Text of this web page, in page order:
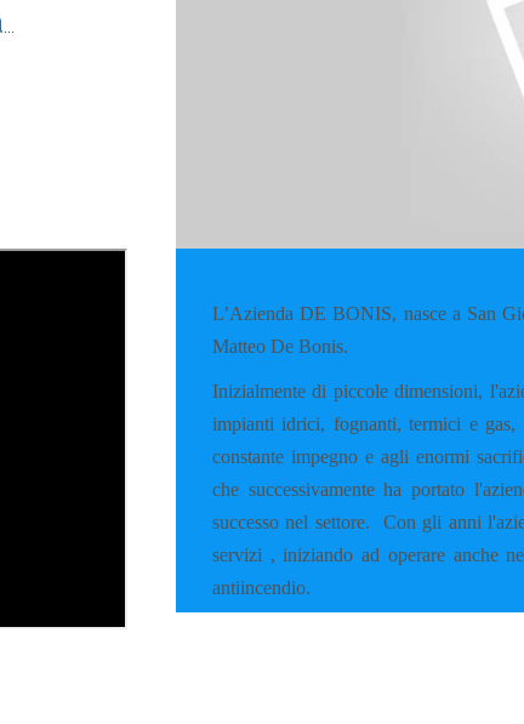
...
L’Azienda DE BONIS, nasce a San
Matteo De Bonis.
Inizialmente di piccole dimensioni,
impianti idrici, fognanti, termici e gas,
constante impegno e agli enormi
che successivamente ha portato
successo nel settore. Con gli anni
servizi , iniziando ad operare anche
antiincendio.